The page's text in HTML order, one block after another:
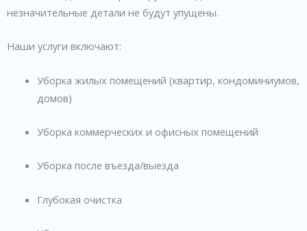
незначительные детали не будут упущены.
Наши услуги включают:
Уборка жилых помещений (квартир, кондоминиумов,
домов)
Уборка коммерческих и офисных помещений
Уборка после въезда/выезда
Глубокая очистка